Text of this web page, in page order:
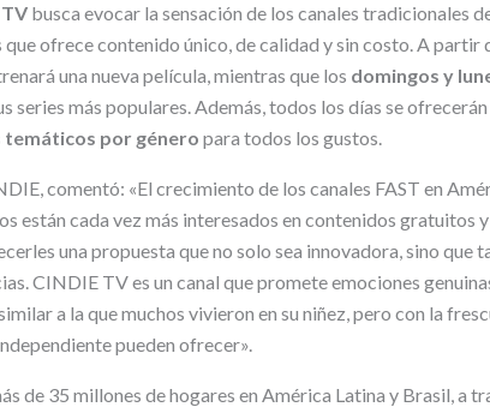
TV busca evocar la sensación de los canales tradicionales
ofrece contenido único, de calidad y sin costo. A partir
una nueva película, mientras que los domingos y
series más populares. Además, todos los días se ofrecerán
temáticos por género para todos los gustos.
comentó: «El crecimiento de los canales FAST en
están cada vez más interesados en contenidos gratuitos
una propuesta que no solo sea innovadora, sino que
CINDIE TV es un canal que promete emociones
a la que muchos vivieron en su niñez, pero con la
pueden ofrecer».
de 35 millones de hogares en América Latina y Brasil, a